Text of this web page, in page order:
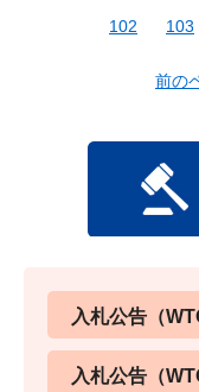
102
103
前の
入札公告（
入札公告（